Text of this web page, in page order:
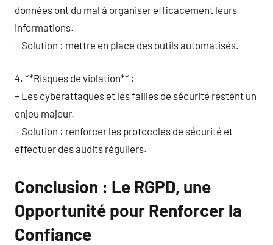
données ont du mal à organiser efficacement leurs
informations.
– Solution : mettre en place des outils automatisés.
4. **Risques de violation** :
– Les cyberattaques et les failles de sécurité restent un
enjeu majeur.
– Solution : renforcer les protocoles de sécurité et
effectuer des audits réguliers.
Conclusion : Le RGPD, une
Opportunité pour Renforcer la
Confiance